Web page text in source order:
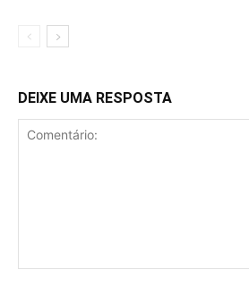
DEIXE UMA RESPOSTA